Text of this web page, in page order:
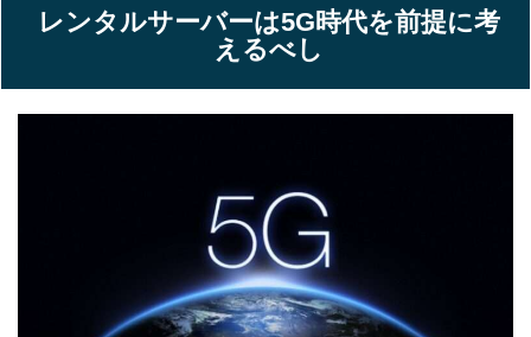
レンタルサーバーは5G時代を前提に考
えるべし